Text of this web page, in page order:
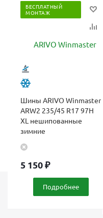
БЕСПЛАТНЫЙ
МОНТАЖ
Шины ARIVO Winmaster
ARW2 235/45 R17 97H
XL нешипованные
зимние
5 150₽
Подробнее